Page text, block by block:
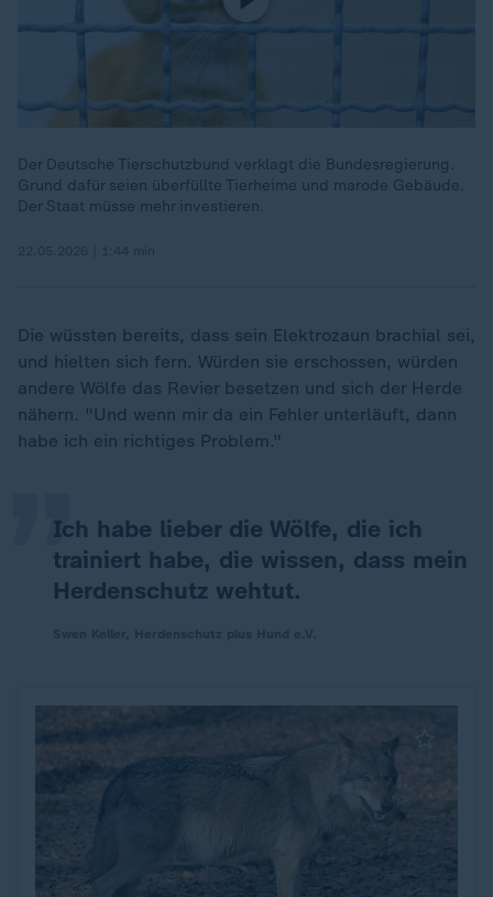
Der Deutsche Tierschutzbund verklagt die Bundesregierung.
Grund dafür seien überfüllte Tierheime und marode Gebäude.
Der Staat müsse mehr investieren.
Die wüssten bereits, dass sein Elektrozaun brachial sei,
und hielten sich fern. Würden sie erschossen, würden
andere Wölfe das Revier besetzen und sich der Herde
nähern. "Und wenn mir da ein Fehler unterläuft, dann
habe ich ein richtiges Problem."
Ich habe lieber die Wölfe, die ich
trainiert habe, die wissen, dass mein
Herdenschutz wehtut.
„